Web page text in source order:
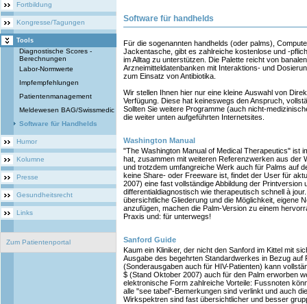
Fortbildung
Kongresse/Tagungen
Tools
Diagnostische Scores -
Berechnungen
Labor-Normwerte
Impfempfehlungen
Patientenmanagement
Meldewesen BAG/Swissmedic
Software für Handhelds
Humor
Kolumne
Presse
Gesundheitsrecht
Links
Zum Patientenportal
Software für handhelds
Für die sogenannten handhelds (oder palms),
Jackentasche, gibt es zahlreiche kostenlose und -
im Alltag zu unterstützen. Die Palette reicht von
Arzneimitteldatenbanken mit Interaktions- und
zum Einsatz von Antibiotika.
Wir stellen Ihnen hier nur eine kleine Auswahl von
Verfügung. Diese hat keineswegs den Anspruch,
Sollten Sie weitere Programme (auch nicht-
die weiter unten aufgeführten Internetsites.
Washington Manual
"The Washington Manual of Medical Therapeutics" ist
hat, zusammen mit weiteren Referenzwerken aus der
und trotzdem umfangreiche Werk auch für Palms auf
keine Share- oder Freeware ist, findet der User für
2007) eine fast vollständige Abbildung der Printversion
differentialdiagnostisch wie therapeutisch schnell à
übersichtliche Gliederung und die Möglichkeit, eigene
anzufügen, machen die Palm-Version zu einem
Praxis und: für unterwegs!
Sanford Guide
Kaum ein Kliniker, der nicht den Sanford im Kittel mit
Ausgabe des begehrten Standardwerkes in Bezug auf
(Sonderausgaben auch für HIV-Patienten) kann
$ (Stand Oktober 2007) auch für den Palm erworben
elektronische Form zahlreiche Vorteile: Fussnoten
alle "see tabel"-Bemerkungen sind verlinkt und auch
Wirkspektren sind fast übersichtlicher und besser